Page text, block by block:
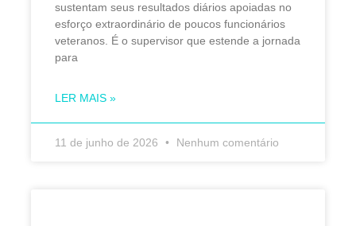
sustentam seus resultados diários apoiadas no
esforço extraordinário de poucos funcionários
veteranos. É o supervisor que estende a jornada
para
LER MAIS »
11 de junho de 2026 Nenhum comentário